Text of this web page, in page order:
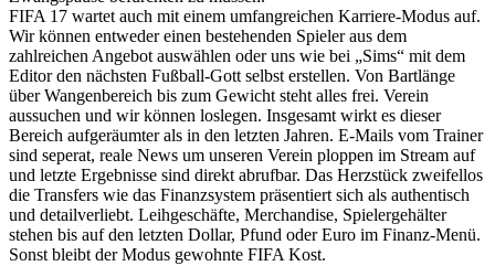
FIFA 17 wartet auch mit einem umfangreichen Karriere-Modus auf.
Wir können entweder einen bestehenden Spieler aus dem
zahlreichen Angebot auswählen oder uns wie bei „Sims“ mit dem
Editor den nächsten Fußball-Gott selbst erstellen. Von Bartlänge
über Wangenbereich bis zum Gewicht steht alles frei. Verein
aussuchen und wir können loslegen. Insgesamt wirkt es dieser
Bereich aufgeräumter als in den letzten Jahren. E-Mails vom Trainer
sind seperat, reale News um unseren Verein ploppen im Stream auf
und letzte Ergebnisse sind direkt abrufbar. Das Herzstück zweifellos
die Transfers wie das Finanzsystem präsentiert sich als authentisch
und detailverliebt. Leihgeschäfte, Merchandise, Spielergehälter
stehen bis auf den letzten Dollar, Pfund oder Euro im Finanz-Menü.
Sonst bleibt der Modus gewohnte FIFA Kost.